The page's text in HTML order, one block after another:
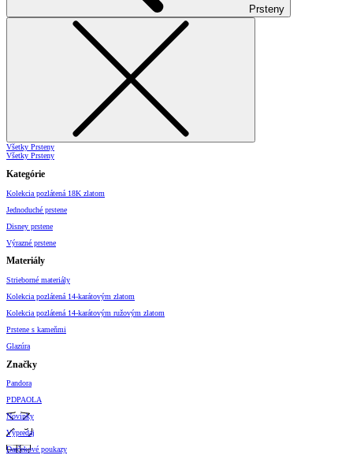
Prsteny
Všetky Prsteny
Všetky Prsteny
Kategórie
Kolekcia pozlátená 18K zlatom
Jednoduché prstene
Disney prstene
Výrazné prstene
Materiály
Strieborné materiály
Kolekcia pozlátená 14-karátovým zlatom
Kolekcia pozlátená 14-karátovým ružovým zlatom
Prstene s kameňmi
Glazúra
Značky
Pandora
PDPAOLA
Novinky
Výpredaj
Darčekové poukazy